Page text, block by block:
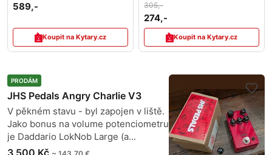
589,-
Koupit na Kytary.cz
305,-
274,-
Koupit na Kytary.cz
PRODÁM
JHS Pedals Angry Charlie V3
V pěkném stavu - byl zapojen v liště.
Jako bonus na volume potenciometru
je Daddario LokNob Large (a...
3 500 Kč